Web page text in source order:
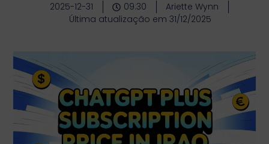
2025-12-31 09:30
Ariette Wynn
Última atualização em 31/12/2025